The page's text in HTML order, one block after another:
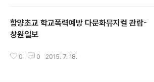
함양초교 학교폭력예방 다문화뮤지컬 관람-
창원일보
0 0 2015. 7. 18.